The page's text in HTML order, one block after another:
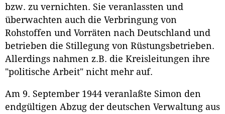
bzw. zu vernichten. Sie veranlassten und
überwachten auch die Verbringung von
Rohstoffen und Vorräten nach Deutschland und
betrieben die Stillegung von Rüstungsbetrieben.
Allerdings nahmen z.B. die Kreisleitungen ihre
"politische Arbeit" nicht mehr auf.
Am 9. September 1944 veranlaßte Simon den
endgültigen Abzug der deutschen Verwaltung aus